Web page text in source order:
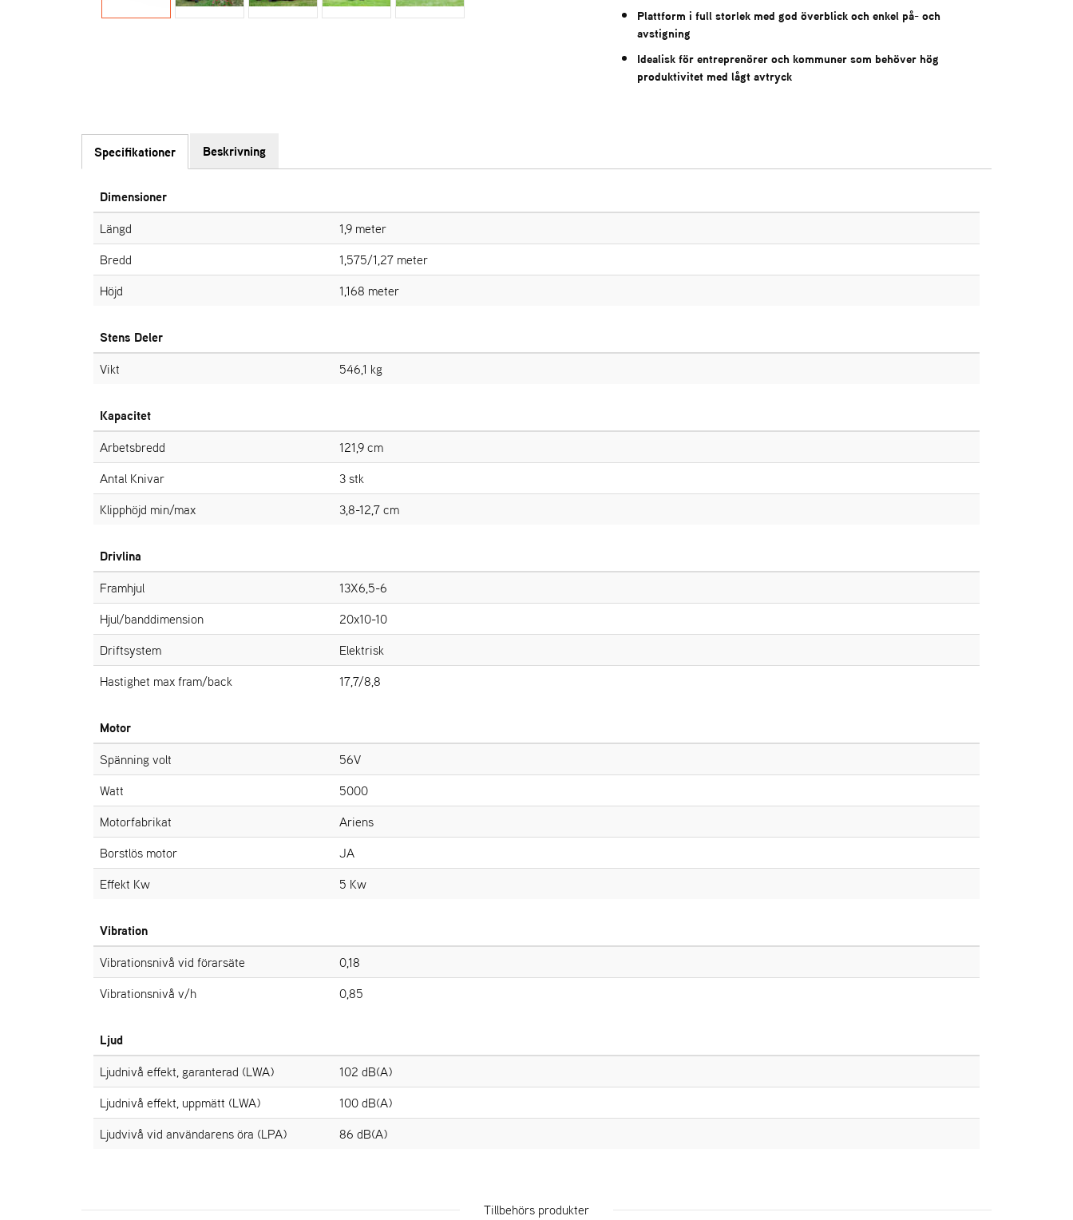
Plattform i full storlek med god överblick och enkel på- och
avstigning
Idealisk för entreprenörer och kommuner som behöver hög
produktivitet med lågt avtryck
Specifikationer Beskrivning
Dimensioner
Längd
1,9 meter
Bredd
1,575/1,27 meter
Höjd
1,168 meter
Stens Deler
Vikt
546,1 kg
Kapacitet
Arbetsbredd
121,9 cm
Antal Knivar
3 stk
Klipphöjd min/max
3,8-12,7 cm
Drivlina
Framhjul
13X6,5-6
Hjul/banddimension
20x10-10
Driftsystem
Elektrisk
Hastighet max fram/back
17,7/8,8
Motor
Spänning volt
56V
Watt
5000
Motorfabrikat
Ariens
Borstlös motor
JA
Effekt Kw
5 Kw
Vibration
Vibrationsnivå vid förarsäte
0,18
Vibrationsnivå v/h
0,85
Ljud
Ljudnivå effekt, garanterad (LWA)
102 dB(A)
Ljudnivå effekt, uppmätt (LWA)
100 dB(A)
Ljudvivå vid användarens öra (LPA)
86 dB(A)
Tillbehörs produkter